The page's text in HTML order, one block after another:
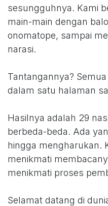
sesungguhnya. Kami
main-main dengan
onomatope, sampai
narasi.
Tantangannya?
dalam satu halaman
Hasilnya adalah 29
berbeda-beda. Ada
hingga mengharukan.
menikmati
menikmati proses
Selamat datang di